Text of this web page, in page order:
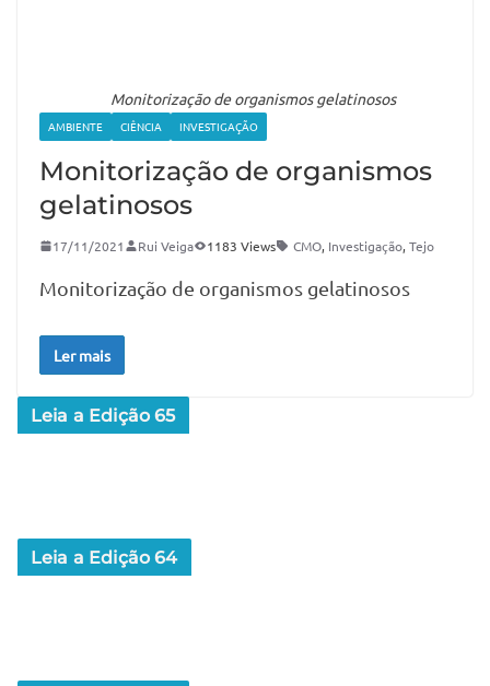
Monitorização de organismos gelatinosos
AMBIENTE CIÊNCIA INVESTIGAÇÃO
Monitorização de organismos
gelatinosos
17/11/2021 Rui Veiga 1183 Views CMO, Investigação, Tejo
Monitorização de organismos gelatinosos
Ler mais
Leia a Edição 65
Leia a Edição 64